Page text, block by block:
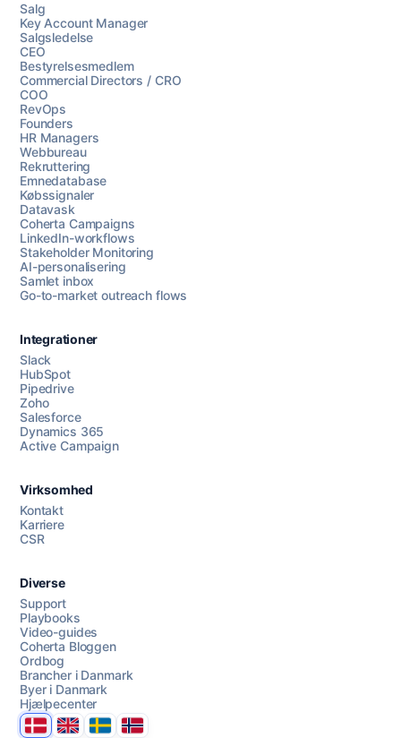
Chat med os
AI Campaign Assist
Salg
Key Account Manager
Salgsledelse
CEO
Bestyrelsesmedlem
Commercial Directors / CRO
COO
RevOps
Founders
HR Managers
Webbureau
Rekruttering
Emnedatabase
Købssignaler
Datavask
Coherta Campaigns
LinkedIn-workflows
Stakeholder Monitoring
AI-personalisering
Samlet inbox
Go-to-market outreach flows
Integrationer
Slack
HubSpot
Pipedrive
Zoho
Salesforce
Dynamics 365
Active Campaign
Virksomhed
Kontakt
Karriere
CSR
Diverse
Support
Playbooks
Video-guides
Coherta Bloggen
Ordbog
Brancher i Danmark
Byer i Danmark
Hjælpecenter
DanmarkUnited Kingdom
SverigeNorge